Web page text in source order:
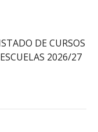
DE CURSOS
2026/27